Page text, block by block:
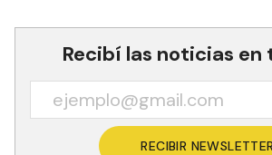
Recibí las noticias en
RECIBIR NEWSLETTER